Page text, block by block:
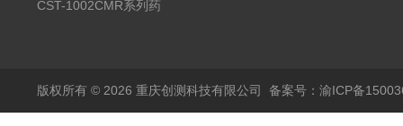
温试验箱
CST-1002CMR系列药
版权所有 © 2026 重庆创测科技有限公司 备案号：渝ICP备